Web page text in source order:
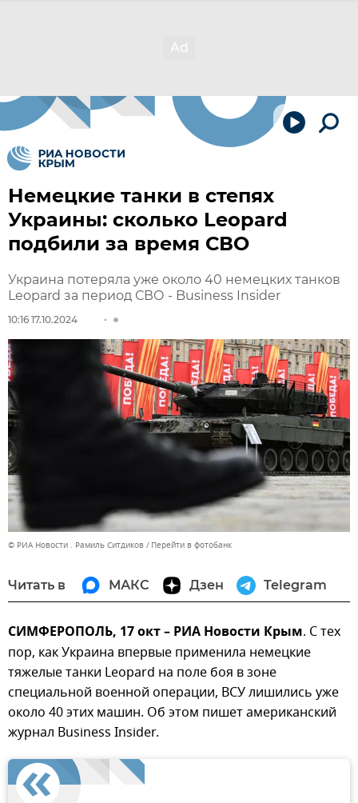
Немецкие танки в степях
Украины: сколько Leopard
подбили за время СВО
Украина потеряла уже около 40 немецких танков
Leopard за период СВО - Business Insider
10:16 17.10.2024
© РИА Новости . Рамиль Ситдиков Перейти в фотобанк
Читать в МАКС Дзен Telegram
СИМФЕРОПОЛЬ, 17 окт – РИА Новости Крым. С тех
пор, как Украина впервые применила немецкие
тяжелые танки Leopard на поле боя в зоне
специальной военной операции, ВСУ лишились уже
около 40 этих машин. Об этом пишет американский
журнал Business Insider.